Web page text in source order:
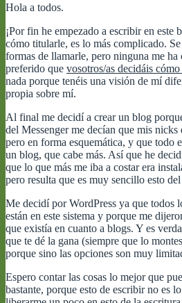
Hola a todos.
¡Por fin he empezado a escribir en este
cómo titularle, es lo más complicado.
formas de llamarle, pero ninguna me
preferido que vosotros/as decidáis
nada porque tenéis una visión de mí
propia sobre mí.
Al final me decidí a crear un blog
del Messenger me decían que mis
pero en forma esquemática, y que todo
un blog, que cabe más. Así que he
que lo que más me iba a costar era
pero resulta que es muy sencillo esto
Me decidí por WordPress ya que todos
están en este sistema y porque me
que existía en cuanto a blogs. Y es
que te dé la gana (siempre que lo
porque sino las opciones son muy
Espero contar las cosas lo mejor que
bastante, porque esto de escribir no es